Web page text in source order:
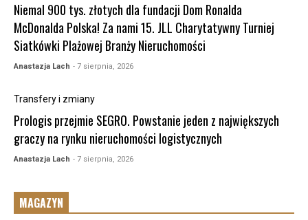
Niemal 900 tys. złotych dla fundacji Dom Ronalda
McDonalda Polska! Za nami 15. JLL Charytatywny Turniej
Siatkówki Plażowej Branży Nieruchomości
Anastazja Lach - 7 sierpnia, 2026
Transfery i zmiany
Prologis przejmie SEGRO. Powstanie jeden z największych
graczy na rynku nieruchomości logistycznych
Anastazja Lach - 7 sierpnia, 2026
MAGAZYN